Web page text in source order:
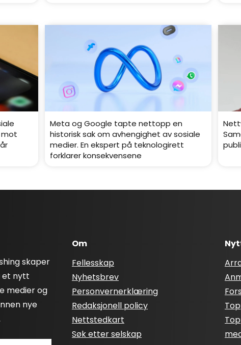
mot
Meta og Google tapte nettopp en
historisk sak om avhengighet av sosiale
medier. En ekspert på teknologirett
forklarer konsekvensene
skaper
et nytt
medier og
nye
Om
Fellesskap
Nyhetsbrev
Personvernerklæring
Redaksjonell policy
Nettstedkart
Søk etter selskap